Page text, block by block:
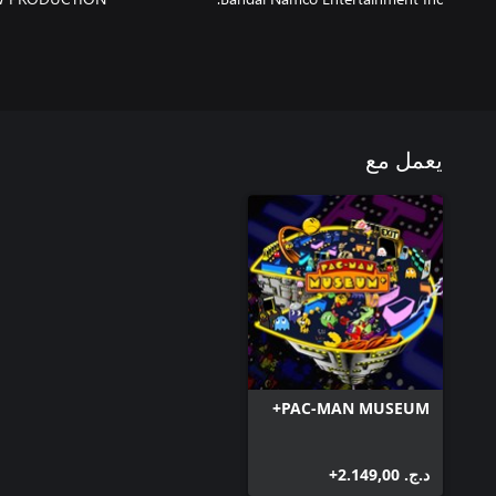
يعمل مع
PAC-MAN MUSEUM+
د.ج.‏ 2.149,00+